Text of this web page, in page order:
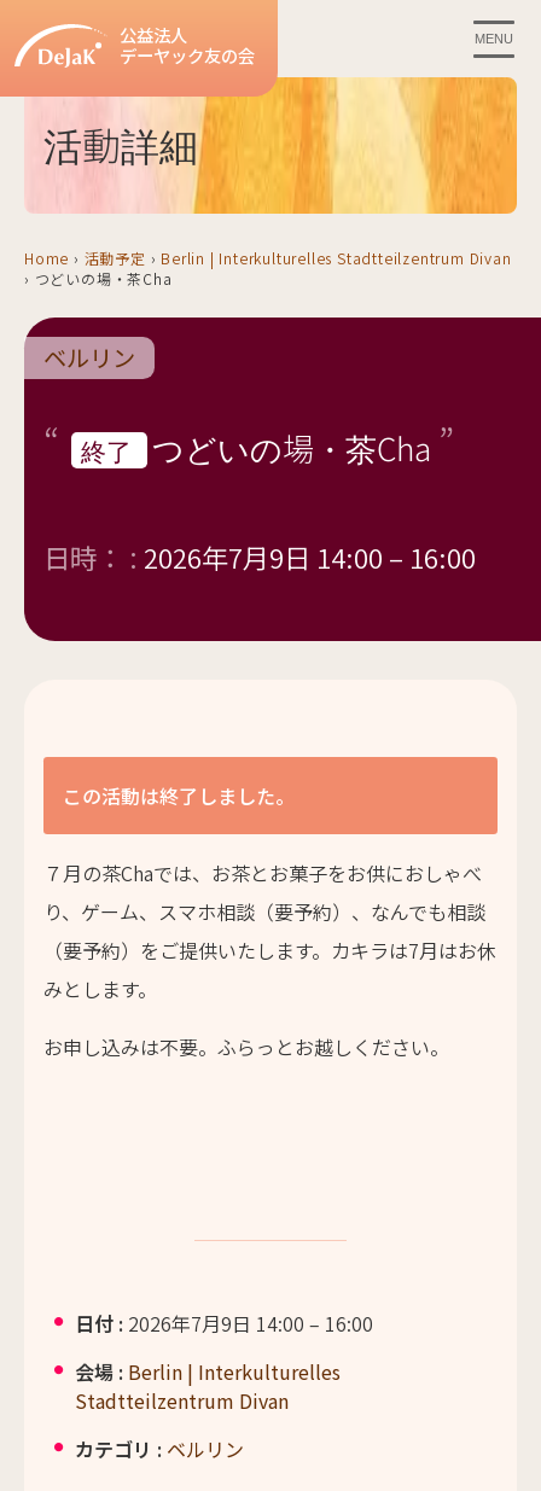
公益法人
デーヤック友の会
MENU
活動詳細
Home › 活動予定 › Berlin | Interkulturelles Stadtteilzentrum Divan
› つどいの場・茶Cha
ベルリン
終了 つどいの場・茶Cha
日時： : 2026年7月9日 14:00 – 16:00
この活動は終了しました。
７月の茶Chaでは、お茶とお菓子をお供におしゃべ
り、ゲーム、スマホ相談（要予約）、なんでも相談
（要予約）をご提供いたします。カキラは7月はお休
みとします。
お申し込みは不要。ふらっとお越しください。
日付 : 2026年7月9日 14:00 – 16:00
会場 : Berlin | Interkulturelles
Stadtteilzentrum Divan
カテゴリ : ベルリン